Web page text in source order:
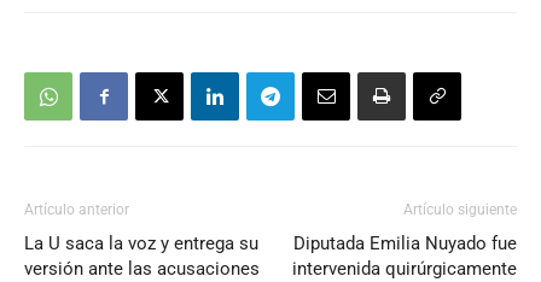
Artículo anterior
La U saca la voz y entrega su
versión ante las acusaciones
Artículo siguiente
Diputada Emilia Nuyado fue
intervenida quirúrgicamente